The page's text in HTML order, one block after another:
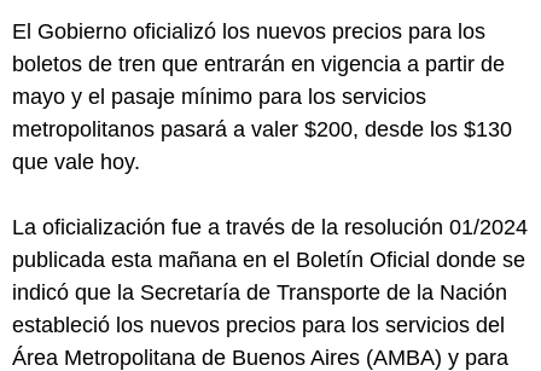
El Gobierno oficializó los nuevos precios para los
boletos de tren que entrarán en vigencia a partir de
mayo y el pasaje mínimo para los servicios
metropolitanos pasará a valer $200, desde los $130
que vale hoy.
La oficialización fue a través de la resolución 01/2024
publicada esta mañana en el Boletín Oficial donde se
indicó que la Secretaría de Transporte de la Nación
estableció los nuevos precios para los servicios del
Área Metropolitana de Buenos Aires (AMBA) y para